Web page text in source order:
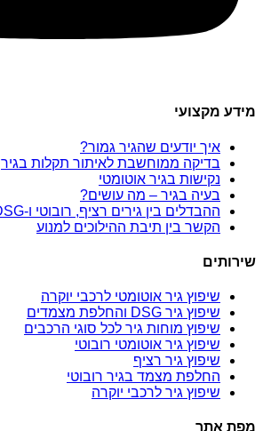
מידע מקצועי
איך יודעים שהגיר גמור?
בדיקה ממוחשבת לאיתור תקלות בגיר
נקישות בגיר אוטומטי
בעיה בגיר – מה עושים?
ההבדלים בין גירים רציף, רובוטי ו-DSG
הקשר בין תיבת ההילוכים למנוע
שירותים
שיפוץ גיר אוטומטי לרכבי יוקרה
שיפוץ גיר DSG והחלפת מצמדים
שיפוץ מוחות גיר לכל סוגי הרכבים
שיפוץ גיר אוטומטי רובוטי
שיפוץ גיר רציף
החלפת מצמד בגיר רובוטי
שיפוץ גיר לרכבי יוקרה
מפת אתר